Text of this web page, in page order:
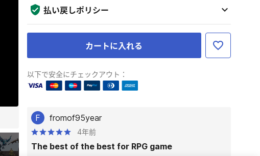
払い戻しポリシー
カートに入れる
以下で安全にチェックアウト：
F fromof95year
4年前
The best of the best for RPG game